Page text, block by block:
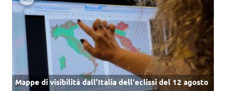
Mappe di visibilità dall’Italia dell'eclissi del 12 agosto